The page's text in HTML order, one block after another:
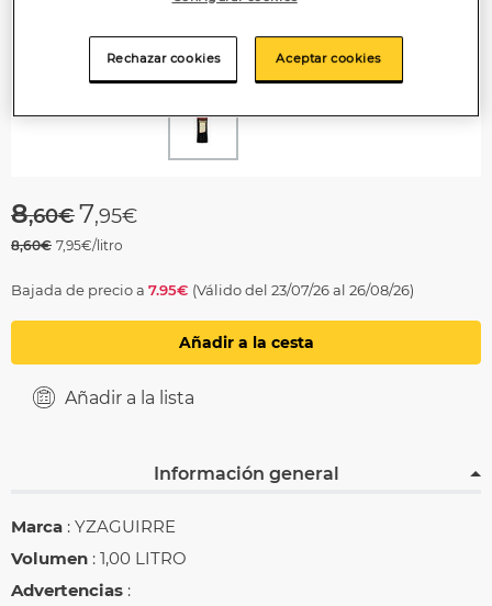
Price reduced from
8,60€to
7,95€
8,60€ 7,95€/litro
Bajada de precio a 7.95€ (Válido del 23/07/26 al 26/08/26)
Añadir a la cesta
Añadir a la lista
Información general
Marca : YZAGUIRRE
Volumen : 1,00 LITRO
Advertencias :
Rechazar cookies Aceptar cookies